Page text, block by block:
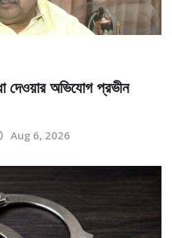
দেওয়ার অভিযোগ প্রভীন
Aug 6, 2026